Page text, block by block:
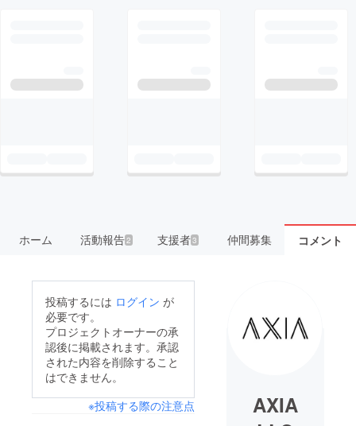
ホーム 活動報告2 支援者3 仲間募集 コメント
投稿するには ログイン が
必要です。
プロジェクトオーナーの承
認後に掲載されます。承認
された内容を削除すること
はできません。
※投稿する際の注意点
AXIA